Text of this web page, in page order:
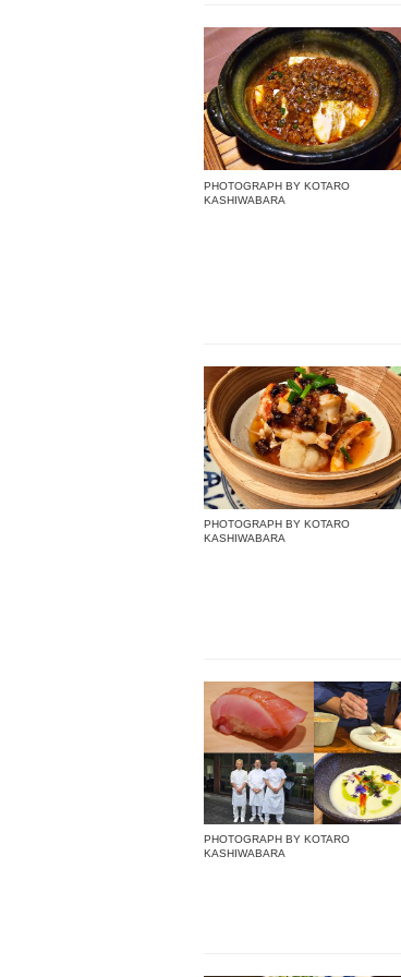
PHOTOGRAPH BY KOTARO
KASHIWABARA
PHOTOGRAPH BY KOTARO
KASHIWABARA
PHOTOGRAPH BY KOTARO
KASHIWABARA